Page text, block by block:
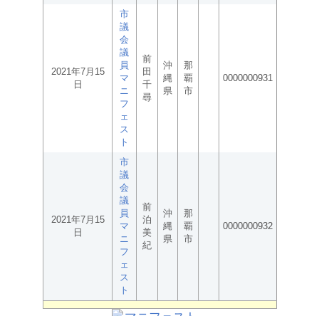
2021年7月15
日
市
議
会
議
員
マ
ニ
フ
ェ
ス
ト
前
田
千
尋
沖
縄
県
那
覇
市
0000000931
2021年7月15
日
市
議
会
議
員
マ
ニ
フ
ェ
ス
ト
前
泊
美
紀
沖
縄
県
那
覇
市
0000000932